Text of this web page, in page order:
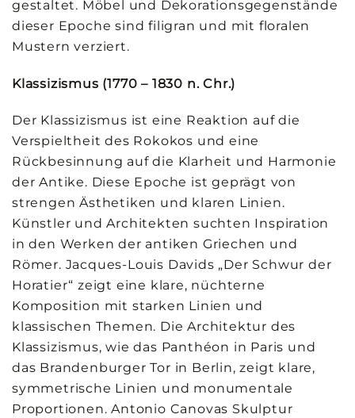
gestaltet. Möbel und Dekorationsgegenstände
dieser Epoche sind filigran und mit floralen
Mustern verziert.
Klassizismus (1770 – 1830 n. Chr.)
Der Klassizismus ist eine Reaktion auf die
Verspieltheit des Rokokos und eine
Rückbesinnung auf die Klarheit und Harmonie
der Antike. Diese Epoche ist geprägt von
strengen Ästhetiken und klaren Linien.
Künstler und Architekten suchten Inspiration
in den Werken der antiken Griechen und
Römer. Jacques-Louis Davids „Der Schwur der
Horatier“ zeigt eine klare, nüchterne
Komposition mit starken Linien und
klassischen Themen. Die Architektur des
Klassizismus, wie das Panthéon in Paris und
das Brandenburger Tor in Berlin, zeigt klare,
symmetrische Linien und monumentale
Proportionen. Antonio Canovas Skulptur